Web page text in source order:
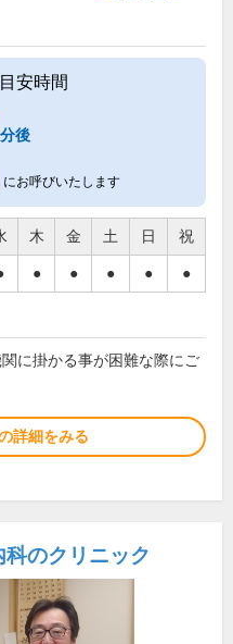
安時間
分後
にお呼びいたします
木 金 土 日 祝
● ● ● ● ●
に掛かる事が困難な際にご
詳細をみる
のクリニック